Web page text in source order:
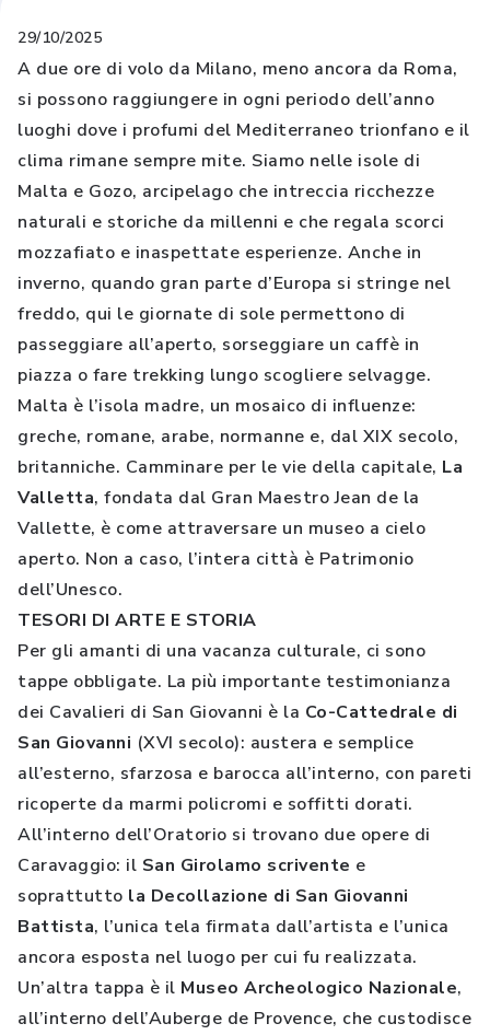
29/10/2025
A due ore di volo da Milano, meno ancora da Roma,
si possono raggiungere in ogni periodo dell’anno
luoghi dove i profumi del Mediterraneo trionfano e il
clima rimane sempre mite. Siamo nelle isole di
Malta e Gozo, arcipelago che intreccia ricchezze
naturali e storiche da millenni e che regala scorci
mozzafiato e inaspettate esperienze. Anche in
inverno, quando gran parte d’Europa si stringe nel
freddo, qui le giornate di sole permettono di
passeggiare all’aperto, sorseggiare un caffè in
piazza o fare trekking lungo scogliere selvagge.
Malta è l’isola madre, un mosaico di influenze:
greche, romane, arabe, normanne e, dal XIX secolo,
britanniche. Camminare per le vie della capitale, La
Valletta, fondata dal Gran Maestro Jean de la
Vallette, è come attraversare un museo a cielo
aperto. Non a caso, l’intera città è Patrimonio
dell’Unesco.
TESORI DI ARTE E STORIA
Per gli amanti di una vacanza culturale, ci sono
tappe obbligate. La più importante testimonianza
dei Cavalieri di San Giovanni è la Co-Cattedrale di
San Giovanni (XVI secolo): austera e semplice
all’esterno, sfarzosa e barocca all’interno, con pareti
ricoperte da marmi policromi e soffitti dorati.
All’interno dell’Oratorio si trovano due opere di
Caravaggio: il San Girolamo scrivente e
soprattutto la Decollazione di San Giovanni
Battista, l’unica tela firmata dall’artista e l’unica
ancora esposta nel luogo per cui fu realizzata.
Un’altra tappa è il Museo Archeologico Nazionale,
all’interno dell’Auberge de Provence, che custodisce